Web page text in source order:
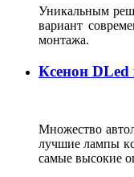
Уникальным
вариант
монтажа.
Ксенон
Множество
лучшие лампы
самые высокие